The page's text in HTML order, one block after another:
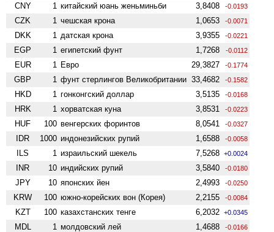
CNY 1 китайский юань женьминьби 3,8408 -0.0193
CZK 1 чешская крона 1,0653 -0.0071
DKK 1 датская крона 3,9355 -0.0221
EGP 1 египетский фунт 1,7268 -0.0112
EUR 1 Евро 29,3827 -0.1774
GBP 1 фунт стерлингов Велико­британии 33,4682 -0.1582
HKD 1 гонконгский доллар 3,5135 -0.0168
HRK 1 хорватская куна 3,8531 -0.0223
HUF 100 венгерских форинтов 8,0541 -0.0327
IDR 1000 индонезийских рупий 1,6588 -0.0058
ILS 1 израильский шекель 7,5268 +0.0024
INR 10 индийских рупий 3,5840 -0.0180
JPY 10 японских йен 2,4993 -0.0250
KRW 100 южно-корейских вон (Корея) 2,2155 -0.0084
KZT 100 казахстанских тенге 6,2032 +0.0345
MDL 1 молдовский лей 1,4688 -0.0166